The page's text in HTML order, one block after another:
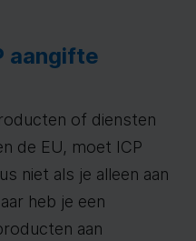
aangifte
of diensten
de EU, moet ICP
niet als je alleen aan
heb je een
aan